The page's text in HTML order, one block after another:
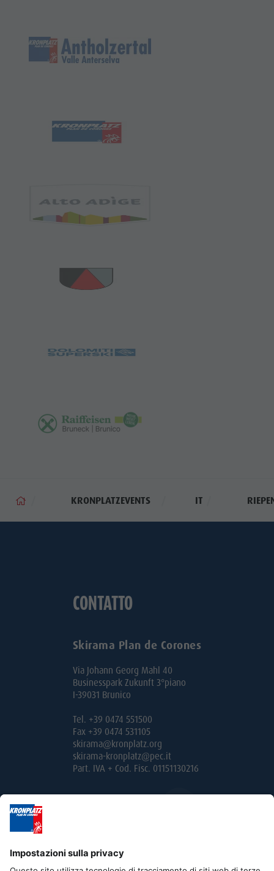
KRONPLATZEVENTS IT
CONTATTO
Skirama Plan de Corones
Via Johann Georg Mahl 40
Businesspark Zukunft 3°piano
I-39031 Brunico
Tel. +39 0474 551500
Fax +39 0474 531105
skirama@kronplatz.org
skirama-kronplatz@pec.it
Part. IVA + Cod. Fisc. 01151130216